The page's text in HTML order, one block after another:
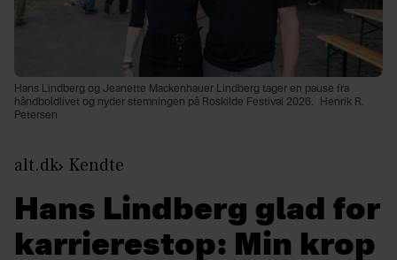
Hans Lindberg og Jeanette Mackenhauer Lindberg tager en pause fra
håndboldlivet og nyder stemningen på Roskilde Festival 2026.
Henrik R.
Petersen
alt.dk Kendte
Hans Lindberg glad for
karrierestop: Min krop